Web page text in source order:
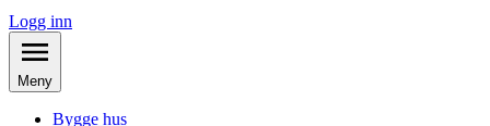
Logg inn
Meny
Bygge hus